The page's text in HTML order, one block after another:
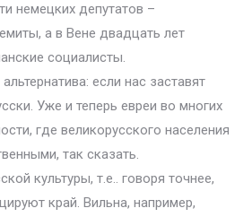
немецких депутатов –
а в Вене двадцать лет
социалисты.
если нас заставят
Уже и теперь евреи во многих
где великорусского населения
так сказать.
культуры, т.е.. говоря точнее,
край. Вильна, например,